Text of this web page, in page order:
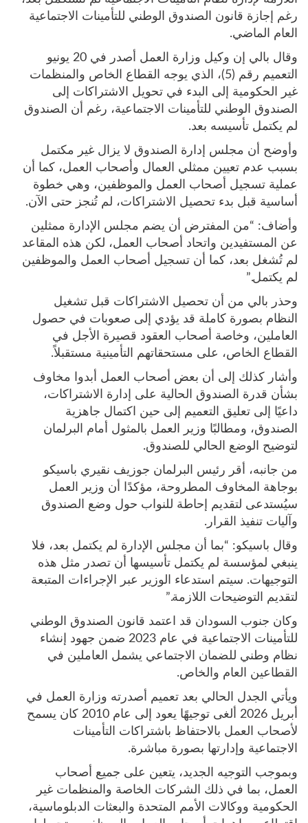
رغم إجازة قانون الصندوق الوطني للتأمينات الاجتماعية
العام الماضي.
وقال بالي إن وكيل وزارة العمل أصدر في 20 يونيو
التعميم رقم (5)، الذي يوجه القطاع الخاص والمنظمات
غير الحكومية إلى البدء في تحويل الاشتراكات إلى
الصندوق الوطني للتأمينات الاجتماعية، رغم أن الصندوق
لم يكتمل تأسيسه بعد.
وأوضح أن مجلس إدارة الصندوق لا يزال غير مكتمل
بسبب عدم تعيين ممثلي العمال وأصحاب العمل، كما أن
عملية تسجيل أصحاب العمل والموظفين، وهي خطوة
أساسية قبل بدء تحصيل الاشتراكات، لم تُنجز حتى الآن.
وأضاف: “من المفترض أن يضم مجلس الإدارة ممثلين
عن المستفيدين واتحاد أصحاب العمل، لكن هذه المقاعد
لم تُشغل بعد، كما أن تسجيل أصحاب العمل والموظفين
لم يكتمل.”
وحذر بالي من أن تحصيل الاشتراكات قبل تشغيل
النظام بصورة كاملة قد يؤدي إلى صعوبات في حصول
العاملين، وخاصة أصحاب العقود قصيرة الأجل في
القطاع الخاص، على مستحقاتهم التأمينية مستقبلاً.
وأشار كذلك إلى أن بعض أصحاب العمل أبدوا مخاوف
بشأن قدرة الصندوق الحالية على إدارة الاشتراكات،
داعيًا إلى تعليق التعميم إلى حين اكتمال جاهزية
الصندوق، ومطالبًا وزير العمل بالمثول أمام البرلمان
لتوضيح الوضع الحالي للصندوق.
من جانبه، أقر رئيس البرلمان جوزيف نقيري باسيكو
بوجاهة المخاوف المطروحة، مؤكدًا أن وزير العمل
سيُستدعى لتقديم إحاطة للنواب حول وضع الصندوق
وآليات تنفيذ القرار.
وقال باسيكو: “بما أن مجلس الإدارة لم يكتمل بعد، فلا
ينبغي لمؤسسة لم يكتمل تأسيسها أن تصدر مثل هذه
التوجيهات. سيتم استدعاء الوزير عبر الإجراءات المتبعة
لتقديم التوضيحات اللازمة.”
وكان جنوب السودان قد اعتمد قانون الصندوق الوطني
للتأمينات الاجتماعية في عام 2023 ضمن جهود إنشاء
نظام وطني للضمان الاجتماعي يشمل العاملين في
القطاعين العام والخاص.
ويأتي الجدل الحالي بعد تعميم أصدرته وزارة العمل في
أبريل 2026 ألغى توجيهًا يعود إلى عام 2010 كان يسمح
لأصحاب العمل بالاحتفاظ باشتراكات التأمينات
الاجتماعية وإدارتها بصورة مباشرة.
وبموجب التوجيه الجديد، يتعين على جميع أصحاب
العمل، بما في ذلك الشركات الخاصة والمنظمات غير
الحكومية ووكالات الأمم المتحدة والبعثات الدبلوماسية،